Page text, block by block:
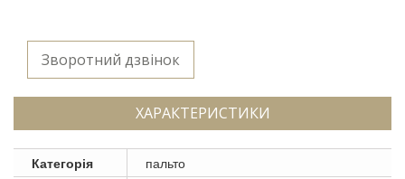
Зворотний дзвінок
ХАРАКТЕРИСТИКИ
Категорія
пальто